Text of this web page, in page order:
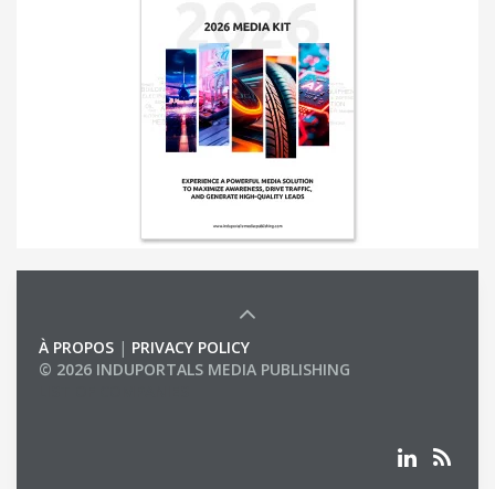
À PROPOS | PRIVACY POLICY
© 2026 INDUPORTALS MEDIA PUBLISHING